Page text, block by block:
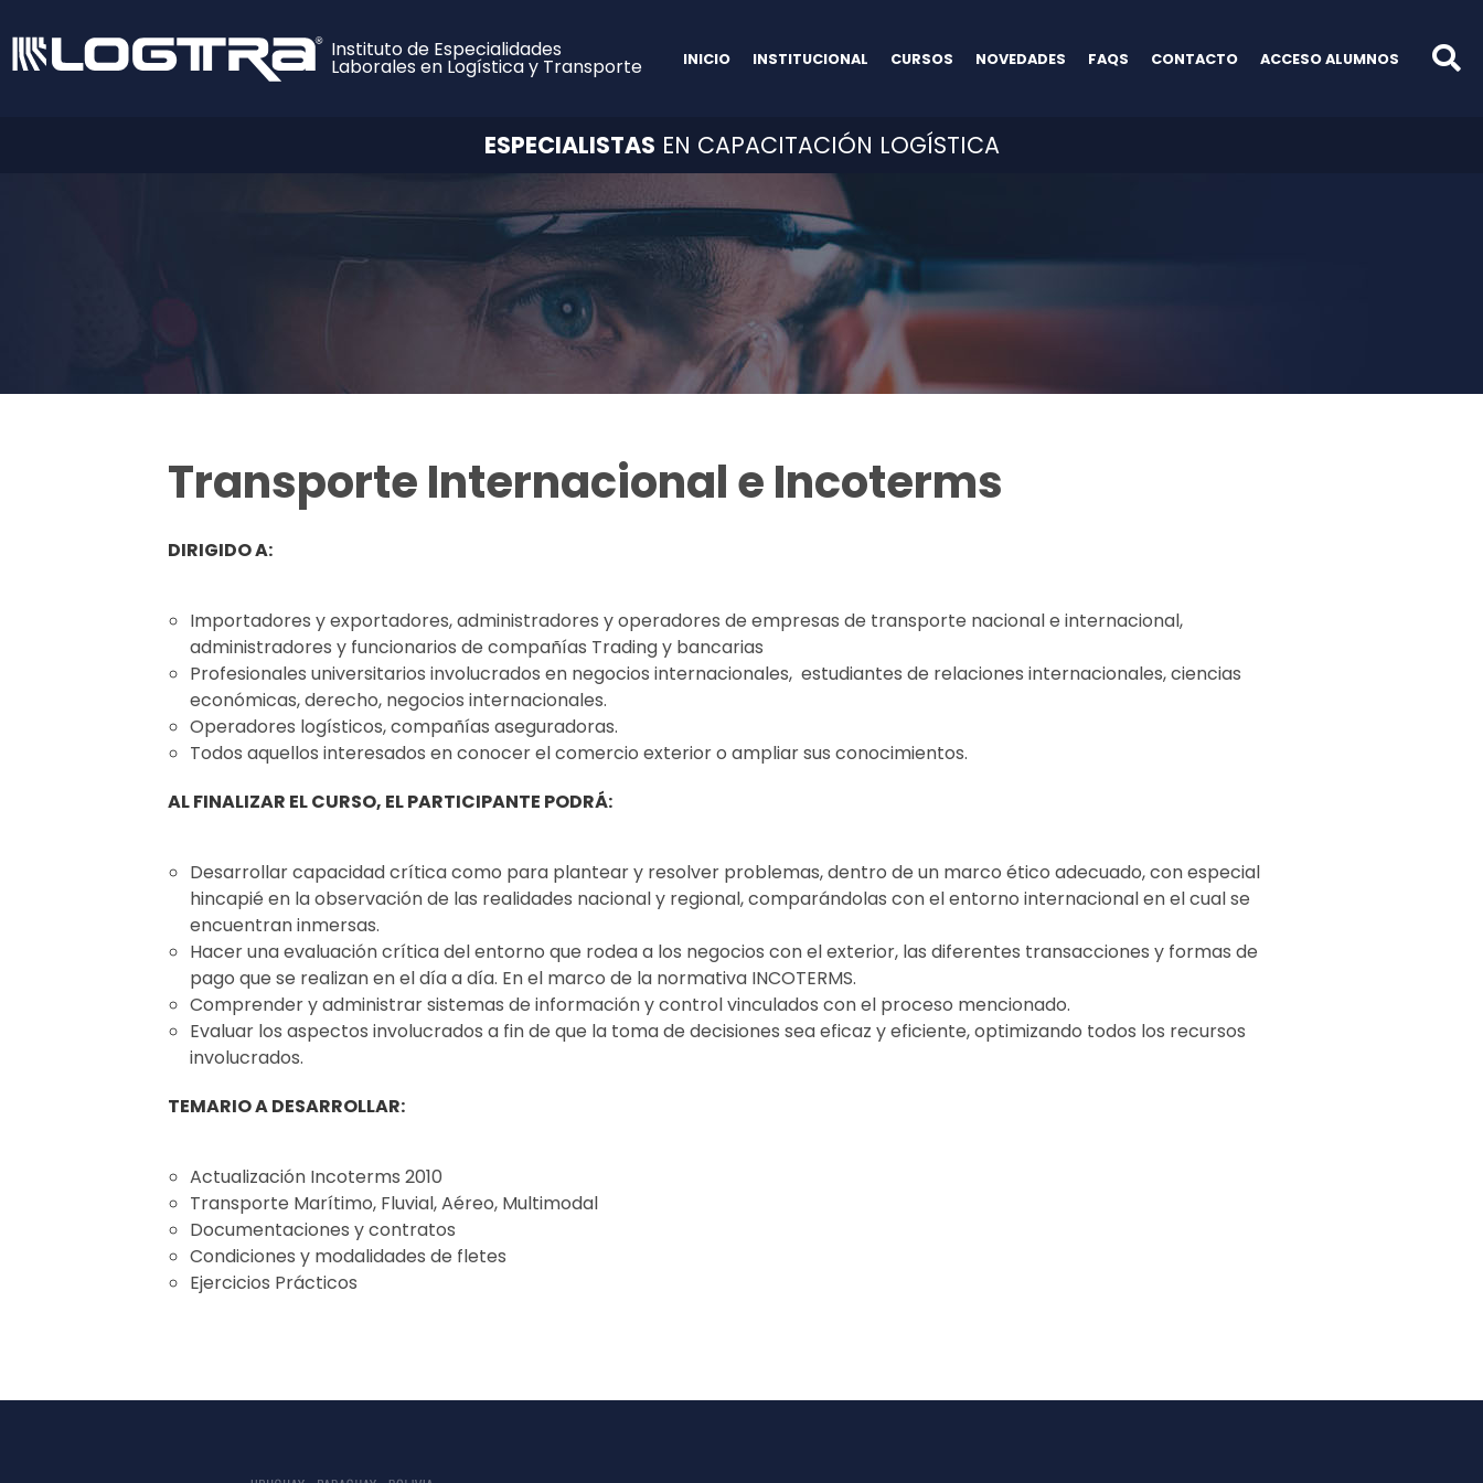
Instituto de Especialidades
Laborales en Logística y Transporte INICIO INSTITUCIONAL CURSOS NOVEDADES FAQS CONTACTO ACCESO ALUMNOS
ESPECIALISTAS EN CAPACITACIÓN LOGÍSTICA
Transporte Internacional e Incoterms
DIRIGIDO A:
Importadores y exportadores, administradores y operadores de empresas de transporte nacional e internacional,
administradores y funcionarios de compañías Trading y bancarias
Profesionales universitarios involucrados en negocios internacionales, estudiantes de relaciones internacionales, ciencias
económicas, derecho, negocios internacionales.
Operadores logísticos, compañías aseguradoras.
Todos aquellos interesados en conocer el comercio exterior o ampliar sus conocimientos.
AL FINALIZAR EL CURSO, EL PARTICIPANTE PODRÁ:
Desarrollar capacidad crítica como para plantear y resolver problemas, dentro de un marco ético adecuado, con especial
hincapié en la observación de las realidades nacional y regional, comparándolas con el entorno internacional en el cual se
encuentran inmersas.
Hacer una evaluación crítica del entorno que rodea a los negocios con el exterior, las diferentes transacciones y formas de
pago que se realizan en el día a día. En el marco de la normativa INCOTERMS.
Comprender y administrar sistemas de información y control vinculados con el proceso mencionado.
Evaluar los aspectos involucrados a fin de que la toma de decisiones sea eficaz y eficiente, optimizando todos los recursos
involucrados.
TEMARIO A DESARROLLAR:
Actualización Incoterms 2010
Transporte Marítimo, Fluvial, Aéreo, Multimodal
Documentaciones y contratos
Condiciones y modalidades de fletes
Ejercicios Prácticos